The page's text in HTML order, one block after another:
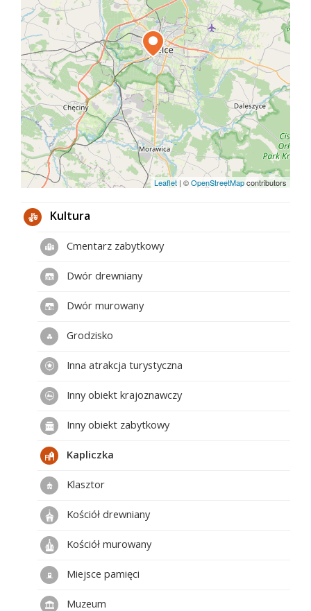
Leaflet | ©OpenStreetMapcontributors
Kultura
Cmentarz zabytkowy
Dwór drewniany
Dwór murowany
Grodzisko
Inna atrakcja turystyczna
Inny obiekt krajoznawczy
Inny obiekt zabytkowy
Kapliczka
Klasztor
Kościół drewniany
Kościół murowany
Miejsce pamięci
Muzeum